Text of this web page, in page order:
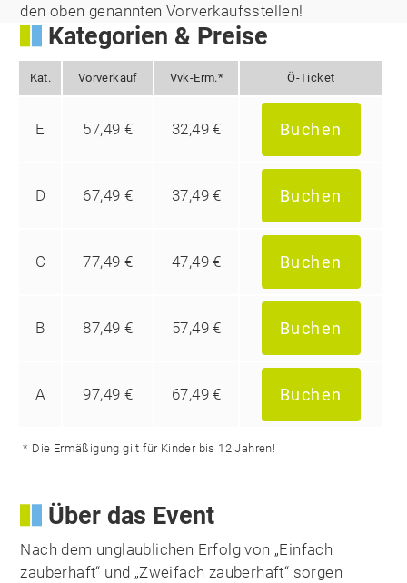
den oben genannten Vorverkaufsstellen!
Kategorien & Preise
Kat. Vorverkauf Vvk-Erm.* Ö-Ticket
E 57,49 € 32,49 € Buchen
D 67,49 € 37,49 € Buchen
C 77,49 € 47,49 € Buchen
B 87,49 € 57,49 € Buchen
A 97,49 € 67,49 € Buchen
* Die Ermäßigung gilt für Kinder bis 12 Jahren!
Über das Event
Nach dem unglaublichen Erfolg von „Einfach
zauberhaft“ und „Zweifach zauberhaft“ sorgen